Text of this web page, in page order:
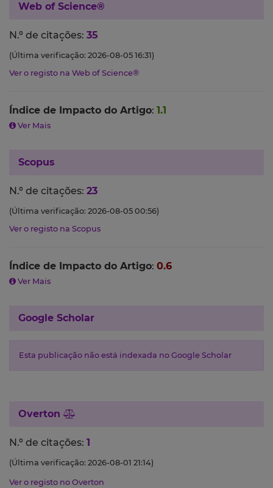
Web of Science®
N.º de citações: 35
(Última verificação: 2026-08-05 16:31)
Ver o registo na Web of Science®
Índice de Impacto do Artigo: 1.1
Ver Mais
Scopus
N.º de citações: 23
(Última verificação: 2026-08-05 00:56)
Ver o registo na Scopus
Índice de Impacto do Artigo: 0.6
Ver Mais
Google Scholar
Esta publicação não está indexada no Google Scholar
Overton
N.º de citações: 1
(Última verificação: 2026-08-01 21:14)
Ver o registo no Overton